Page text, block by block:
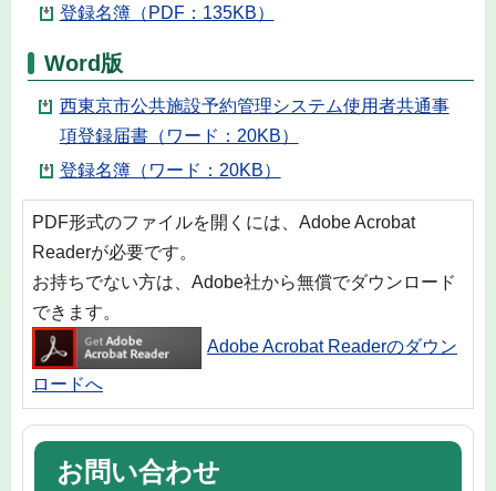
登録名簿（PDF：135KB）
Word版
西東京市公共施設予約管理システム使用者共通事
項登録届書（ワード：20KB）
登録名簿（ワード：20KB）
PDF形式のファイルを開くには、Adobe Acrobat
Readerが必要です。
お持ちでない方は、Adobe社から無償でダウンロード
できます。
Adobe Acrobat Readerのダウン
ロードへ
お問い合わせ